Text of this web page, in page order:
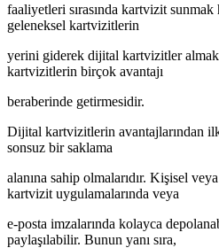
faaliyetleri sırasında kartvizit
geleneksel kartvizitlerin
yerini giderek dijital kartvizitler
kartvizitlerin birçok avantajı
beraberinde getirmesidir.
Dijital kartvizitlerin avantajlarından
sonsuz bir saklama
alanına sahip olmalarıdır. Kişisel
kartvizit uygulamalarında veya
e-posta imzalarında kolayca
paylaşılabilir. Bunun yanı sıra,